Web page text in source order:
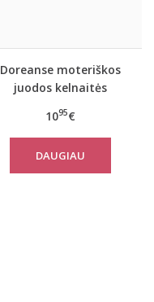
Doreanse moteriškos
juodos kelnaitės
neriniais
1095€
DAUGIAU